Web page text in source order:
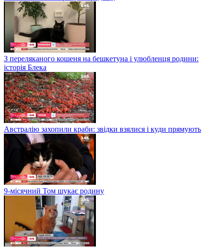
З переляканого кошеня на бешкетуна і улюбленця родини:
історія Блека
Австралію захопили краби: звідки взялися і куди прямують
9-місячний Том шукає родину